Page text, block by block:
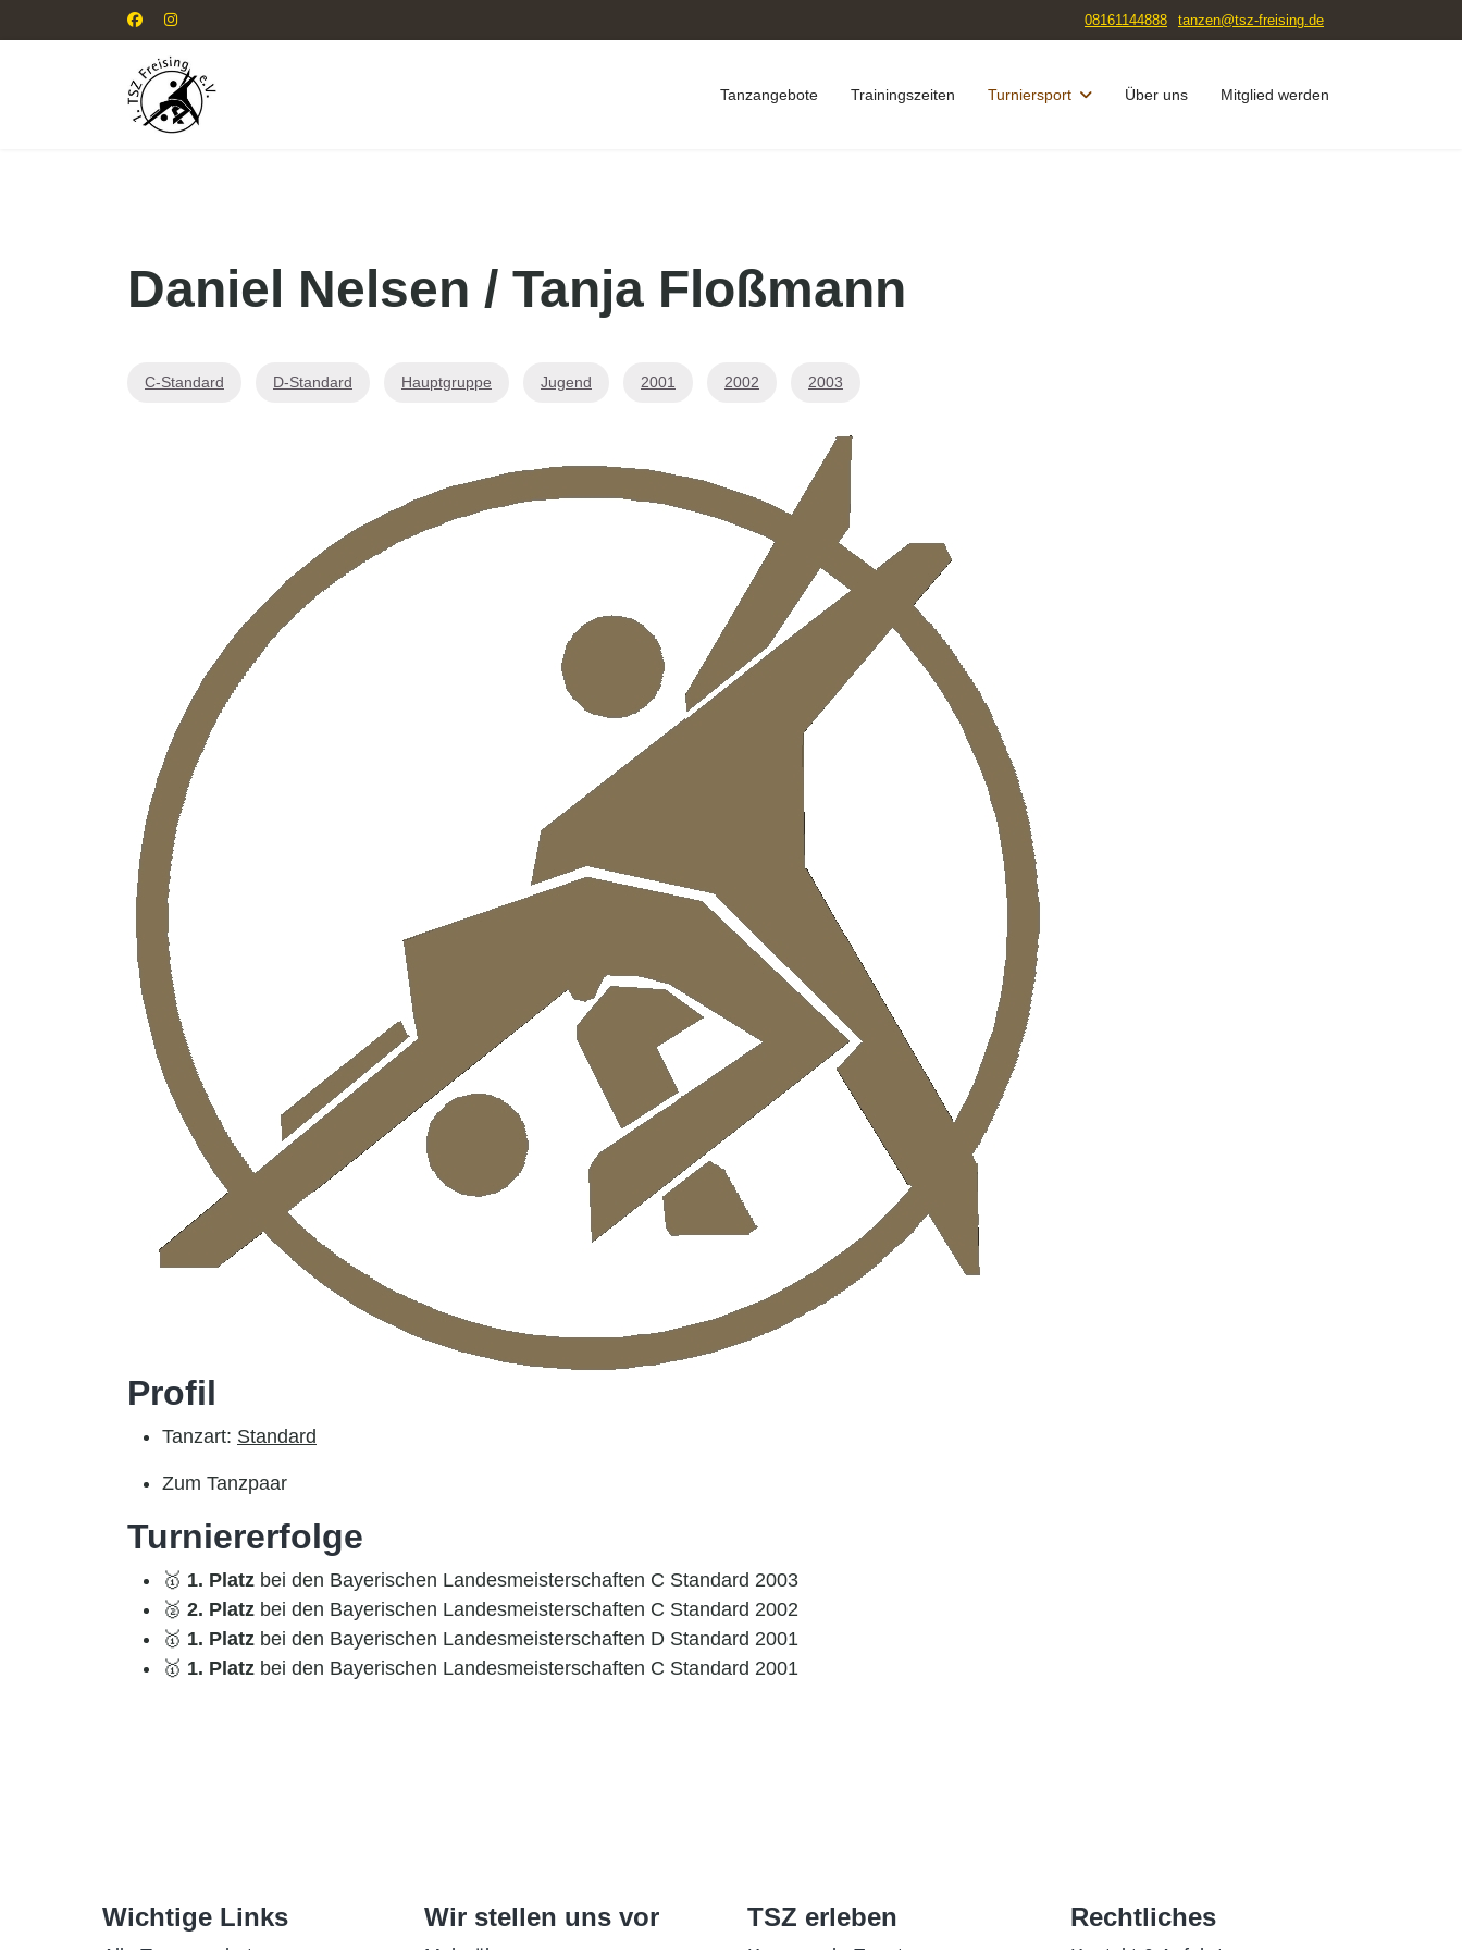
08161144888 tanzen@tsz-freising.de
Tanzangebote Trainingszeiten Turniersport Über uns Mitglied werden
Daniel Nelsen / Tanja Floßmann
C-Standard D-Standard Hauptgruppe Jugend 2001 2002 2003
Profil
Tanzart: Standard
Zum Tanzpaar
Turniererfolge
🥇 1. Platz bei den Bayerischen Landesmeisterschaften C Standard 2003
🥈 2. Platz bei den Bayerischen Landesmeisterschaften C Standard 2002
🥇 1. Platz bei den Bayerischen Landesmeisterschaften D Standard 2001
🥇 1. Platz bei den Bayerischen Landesmeisterschaften C Standard 2001
Wichtige Links Wir stellen uns vor TSZ erleben Rechtliches